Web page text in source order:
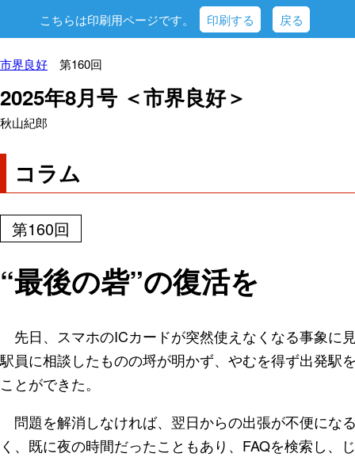
こちらは印刷用ページです。 印刷する 戻る
市界良好 第160回
2025年8月号 ＜市界良好＞
秋山紀郎
コラム
第160回
“最後の砦”の復活を
先日、スマホのICカードが突然使えなくなる事象に
駅員に相談したものの埒が明かず、やむを得ず出発駅
ことができた。
問題を解消しなければ、翌日からの出張が不便にな
く、既に夜の時間だったこともあり、FAQを検索し、